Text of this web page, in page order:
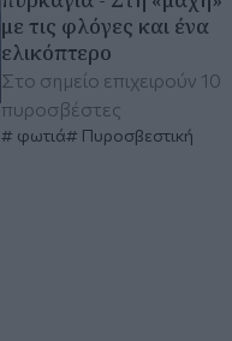
με τις φλόγες και ένα
ελικόπτερο
Στο σημείο επιχειρούν 10
πυροσβέστες
φωτιά Πυροσβεστική